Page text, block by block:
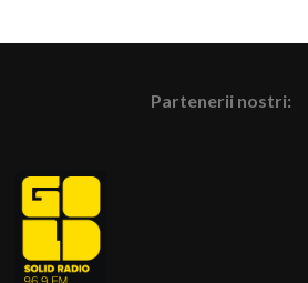
Partenerii nostri: